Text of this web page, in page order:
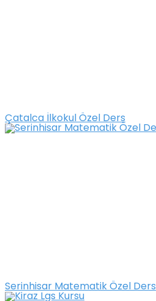
Çatalca İlkokul Özel Ders
Serinhisar Matematik Özel Ders